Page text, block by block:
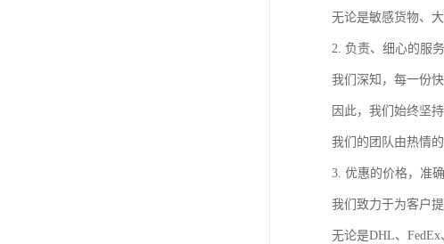
无论是敏感货物、
2. 负责、细心的服
我们深知，每一份
因此，我们始终坚
我们的团队由热情
3. 优惠的价格，准
我们致力于为客户
无论是DHL、